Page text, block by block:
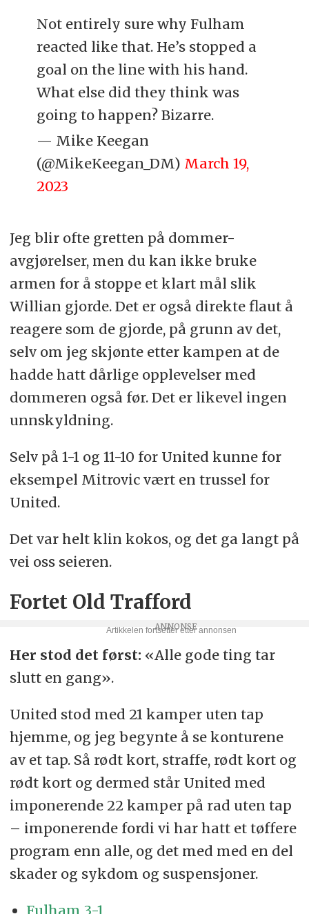
Not entirely sure why Fulham
reacted like that. He’s stopped a
goal on the line with his hand.
What else did they think was
going to happen? Bizarre.
— Mike Keegan
(@MikeKeegan_DM) March 19,
2023
Jeg blir ofte gretten på dommer-
avgjørelser, men du kan ikke bruke
armen for å stoppe et klart mål slik
Willian gjorde. Det er også direkte flaut å
reagere som de gjorde, på grunn av det,
selv om jeg skjønte etter kampen at de
hadde hatt dårlige opplevelser med
dommeren også før. Det er likevel ingen
unnskyldning.
Selv på 1-1 og 11-10 for United kunne for
eksempel Mitrovic vært en trussel for
United.
Det var helt klin kokos, og det ga langt på
vei oss seieren.
Fortet Old Trafford
Her stod det først: «Alle gode ting tar
slutt en gang».
United stod med 21 kamper uten tap
hjemme, og jeg begynte å se konturene
av et tap. Så rødt kort, straffe, rødt kort og
rødt kort og dermed står United med
imponerende 22 kamper på rad uten tap
– imponerende fordi vi har hatt et tøffere
program enn alle, og det med med en del
skader og sykdom og suspensjoner.
Fulham 3-1